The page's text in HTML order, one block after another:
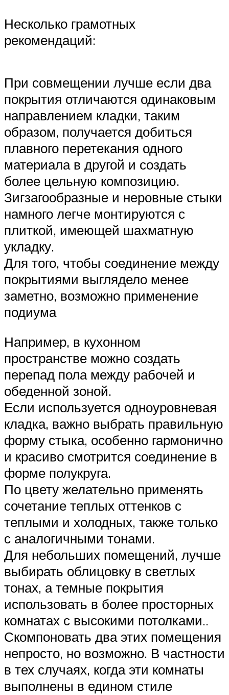
Несколько грамотных
рекомендаций:
При совмещении лучше если два
покрытия отличаются одинаковым
направлением кладки, таким
образом, получается добиться
плавного перетекания одного
материала в другой и создать
более цельную композицию.
Зигзагообразные и неровные стыки
намного легче монтируются с
плиткой, имеющей шахматную
укладку.
Для того, чтобы соединение между
покрытиями выглядело менее
заметно, возможно применение
подиума
Например, в кухонном
пространстве можно создать
перепад пола между рабочей и
обеденной зоной.
Если используется одноуровневая
кладка, важно выбрать правильную
форму стыка, особенно гармонично
и красиво смотрится соединение в
форме полукруга.
По цвету желательно применять
сочетание теплых оттенков с
теплыми и холодных, также только
с аналогичными тонами.
Для небольших помещений, лучше
выбирать облицовку в светлых
тонах, а темные покрытия
использовать в более просторных
комнатах с высокими потолками..
Скомпоновать два этих помещения
непросто, но возможно. В частности
в тех случаях, когда эти комнаты
выполнены в едином стиле